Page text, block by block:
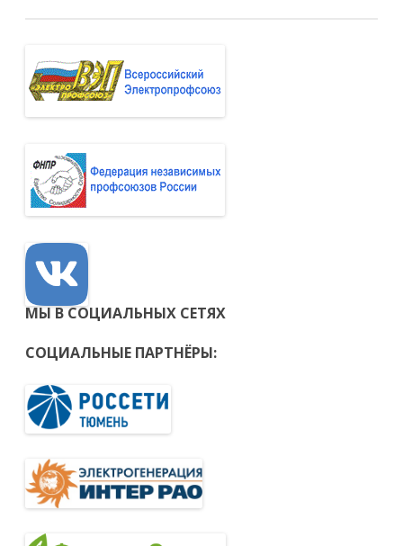
МЫ В СОЦИАЛЬНЫХ СЕТЯХ
СОЦИАЛЬНЫЕ ПАРТНЁРЫ: